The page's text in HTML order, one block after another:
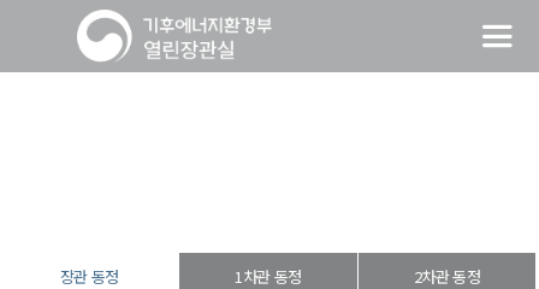
장관 동정 1차관 동정 2차관 동정